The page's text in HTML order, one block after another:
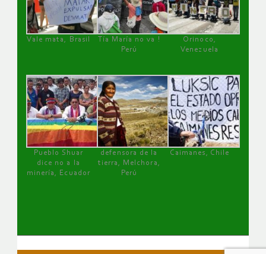
Vale mata, Brasil
Tía María no va !
Perú
Orinoco,
Venezuela
Pueblo Shuar
dice no a la
minería, Ecuador
defensora de la
tierra, Melchora,
Perú
Caimanes, Chile